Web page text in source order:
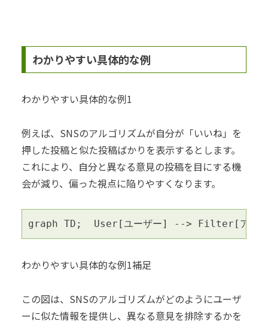
わかりやすい具体的な例
わかりやすい具体的な例1
例えば、SNSのアルゴリズムが自分が「いいね」を
押した投稿と似た投稿ばかりを表示するとします。
これにより、自分と異なる意見の投稿を目にする機
会が減り、偏った視点に陥りやすくなります。
graph TD;  User[ユーザー] --> Filter[アル
わかりやすい具体的な例1補足
この図は、SNSのアルゴリズムがどのようにユーザ
ーに似た情報を提供し、異なる意見を排除するかを